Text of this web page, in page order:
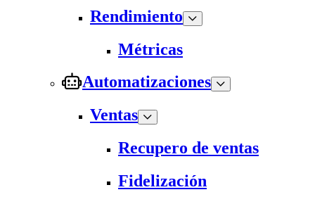
Rendimiento
Métricas
Automatizaciones
Ventas
Recupero de ventas
Fidelización